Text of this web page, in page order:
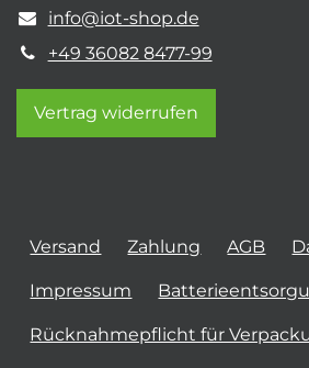
info@iot-shop.de
+49 36082 8477-99
Vertrag widerrufen
Versand Zahlung AGB
Impressum
Rücknahmepflicht für